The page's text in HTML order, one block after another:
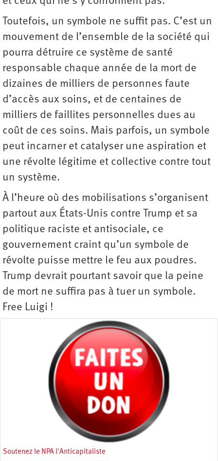
Toutefois, un symbole ne suffit pas. C’est un
mouvement de l’ensemble de la société qui
pourra détruire ce système de santé
responsable chaque année de la mort de
dizaines de milliers de personnes faute
d’accès aux soins, et de centaines de
milliers de faillites personnelles dues au
coût de ces soins. Mais parfois, un symbole
peut incarner et catalyser une aspiration et
une révolte légitime et collective contre tout
un système.
À l’heure où des mobilisations s’organisent
partout aux États-Unis contre Trump et sa
politique raciste et antisociale, ce
gouvernement craint qu’un symbole de
révolte puisse mettre le feu aux poudres.
Trump devrait pourtant savoir que la peine
de mort ne suffira pas à tuer un symbole.
Free Luigi !
Soutenez le NPA l'Anticapitaliste